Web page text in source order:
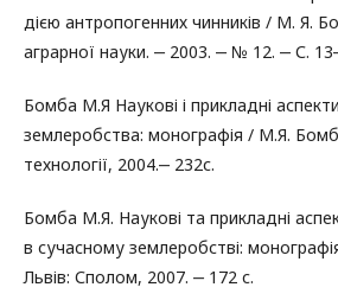
дією антропогенних чинників / М. Я.
аграрної науки. ‒ 2003. ‒ № 12. ‒ С.
Бомба М.Я Наукові і прикладні
землеробства: монографія / М.Я.
технології, 2004.‒ 232с.
Бомба М.Я. Наукові та прикладні
в сучасному землеробстві:
Львів: Сполом, 2007. ‒ 172 с.